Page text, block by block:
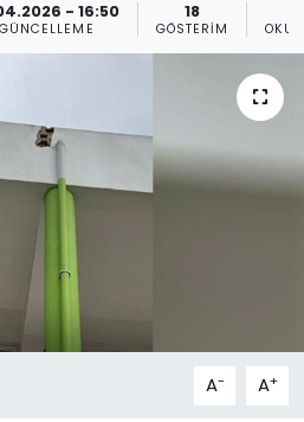
- 16:50
GÜNCELLEME
18
GÖSTERIM
A- A+